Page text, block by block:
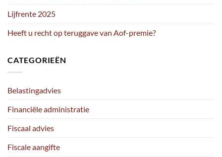
Lijfrente 2025
Heeft u recht op teruggave van Aof-premie?
CATEGORIEËN
Belastingadvies
Financiële administratie
Fiscaal advies
Fiscale aangifte